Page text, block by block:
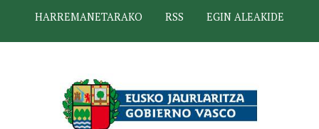
HARREMANETARAKO
RSS EGIN ALEAKIDE